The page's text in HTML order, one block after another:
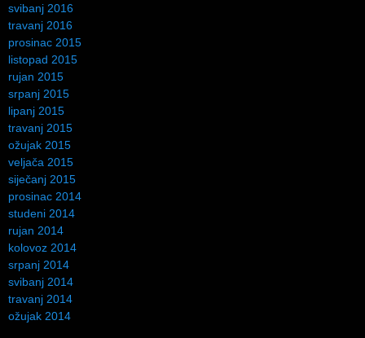
svibanj 2016
travanj 2016
prosinac 2015
listopad 2015
rujan 2015
srpanj 2015
lipanj 2015
travanj 2015
ožujak 2015
veljača 2015
siječanj 2015
prosinac 2014
studeni 2014
rujan 2014
kolovoz 2014
srpanj 2014
svibanj 2014
travanj 2014
ožujak 2014